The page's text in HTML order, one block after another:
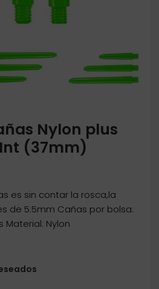
Nylon plus
(37mm)
es sin contar la rosca,la
de 5.5mm Cañas por bolsa:
Material: Nylon